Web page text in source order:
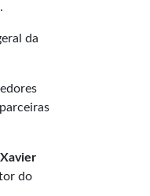
.
da
Xavier
do